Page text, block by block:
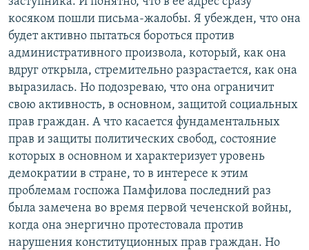
косяком пошли письма-жалобы. Я убежден, что она
будет активно пытаться бороться против
административного произвола, который, как она
вдруг открыла, стремительно разрастается, как она
выразилась. Но подозреваю, что она ограничит
свою активность, в основном, защитой социальных
прав граждан. А что касается фундаментальных
прав и защиты политических свобод, состояние
которых в основном и характеризует уровень
демократии в стране, то в интересе к этим
проблемам госпожа Памфилова последний раз
была замечена во время первой чеченской войны,
когда она энергично протестовала против
нарушения конституционных прав граждан. Но